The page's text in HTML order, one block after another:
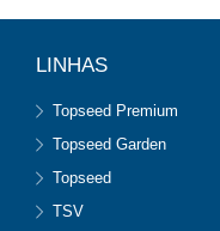
LINHAS
Topseed Premium
Topseed Garden
Topseed
TSV